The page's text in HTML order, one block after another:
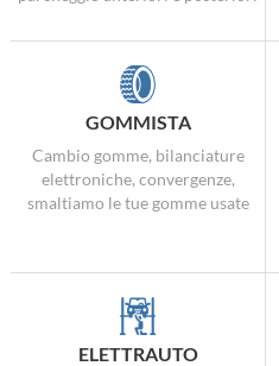
GOMMISTA
Cambio gomme, bilanciature
elettroniche, convergenze,
smaltiamo le tue gomme usate
ELETTRAUTO